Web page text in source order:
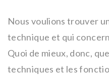
Nous voulions trouver
technique et qui
Quoi de mieux, donc,
techniques et les